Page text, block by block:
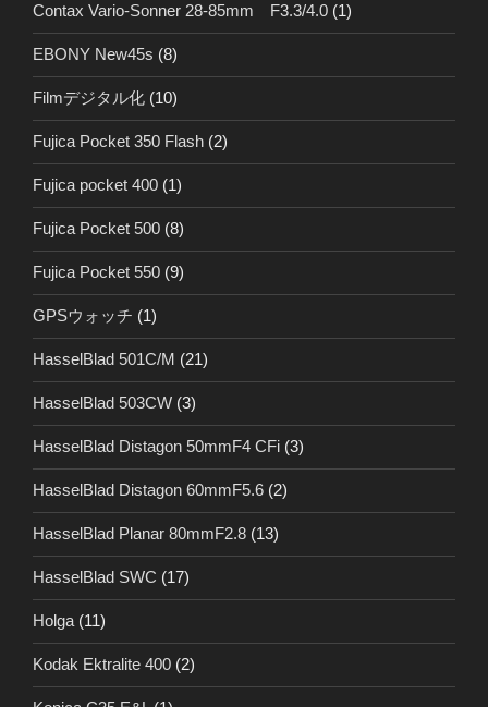
Contax Vario-Sonner 28-85mm F3.3/4.0 (1)
EBONY New45s (8)
Filmデジタル化 (10)
Fujica Pocket 350 Flash (2)
Fujica pocket 400 (1)
Fujica Pocket 500 (8)
Fujica Pocket 550 (9)
GPSウォッチ (1)
HasselBlad 501C/M (21)
HasselBlad 503CW (3)
HasselBlad Distagon 50mmF4 CFi (3)
HasselBlad Distagon 60mmF5.6 (2)
HasselBlad Planar 80mmF2.8 (13)
HasselBlad SWC (17)
Holga (11)
Kodak Ektralite 400 (2)